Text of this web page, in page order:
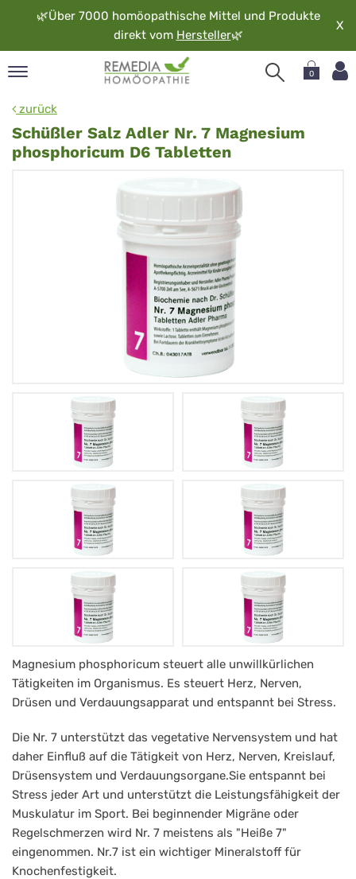
🌿Über 7000 homöopathische Mittel und Produkte
direkt vom Hersteller🌿
X
0
zurück
Schüßler Salz Adler Nr. 7 Magnesium
phosphoricum D6 Tabletten
Schüßler
Salz
Nr.
7
Magnesium
phosphoricum
D6
Tabletten
Magnesium phosphoricum steuert alle unwillkürlichen
Tätigkeiten im Organismus. Es steuert Herz, Nerven,
Drüsen und Verdauungsapparat und entspannt bei Stress.
Die Nr. 7 unterstützt das vegetative Nervensystem und hat
daher Einfluß auf die Tätigkeit von Herz, Nerven, Kreislauf,
Drüsensystem und Verdauungsorgane.Sie entspannt bei
Stress jeder Art und unterstützt die Leistungsfähigkeit der
Muskulatur im Sport. Bei beginnender Migräne oder
Regelschmerzen wird Nr. 7 meistens als "Heiße 7"
eingenommen. Nr.7 ist ein wichtiger Mineralstoff für
Knochenfestigkeit.